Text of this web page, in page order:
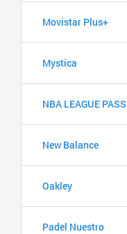
Movistar Plus+
Mystica
NBA LEAGUE PASS
New Balance
Oakley
Padel Nuestro